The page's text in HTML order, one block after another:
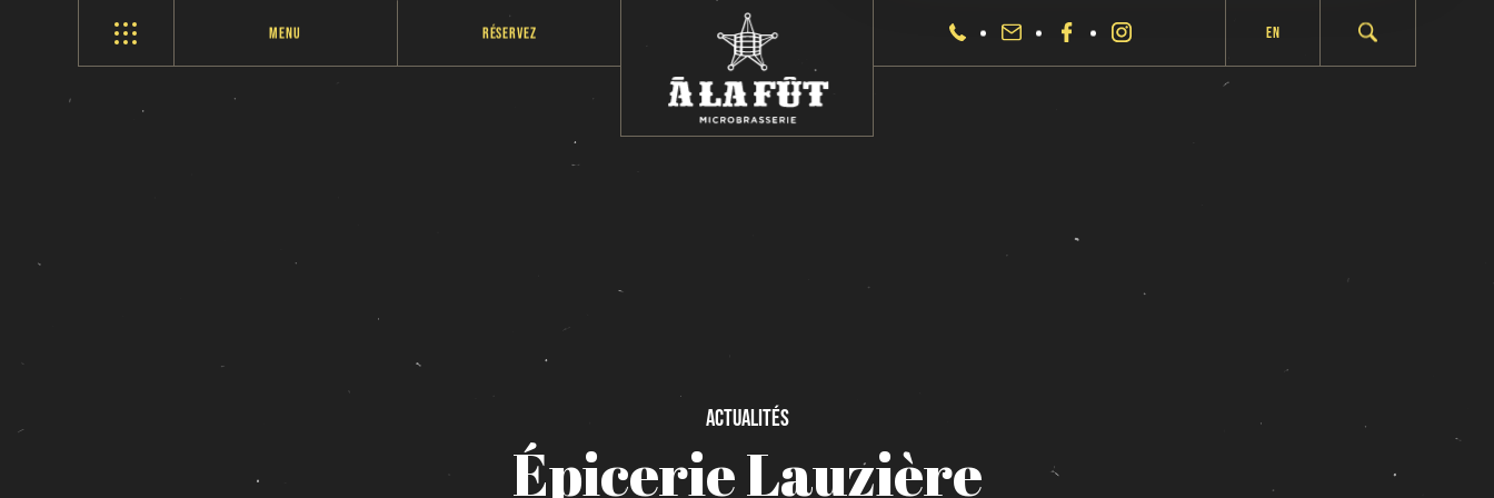
Menu Réservez En
Actualités
ÉpicerieLauzière